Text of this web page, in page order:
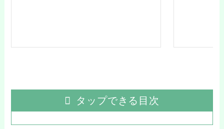
タップできる目次